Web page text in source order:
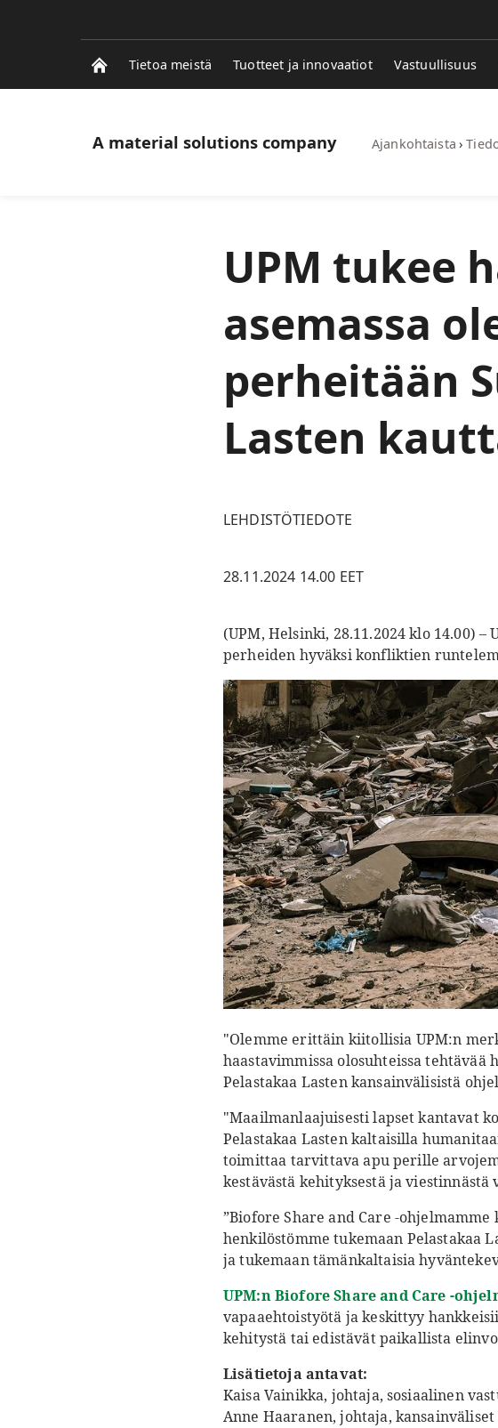
Tietoa meistä Tuotteet ja innovaatiot Vastuullisuus
A material solutions company Ajankohtaista ›
UPM tukee
asemassa
perheitään
Lasten
LEHDISTÖTIEDOTE
28.11.2024 14.00 EET
(UPM, Helsinki, 28.11.2024 klo 14.00)–
perheiden hyväksi konfliktien
"Olemme erittäin kiitollisia UPM:n
haastavimmissa olosuhteissa
Pelastakaa Lasten kansainvälisistä
"Maailmanlaajuisesti lapset kantavat
Pelastakaa Lasten kaltaisilla
toimittaa tarvittava apu perille
kestävästä kehityksestä ja viestinnästä
”Biofore Share and Care -
henkilöstömme tukemaan Pelastakaa
ja tukemaan tämänkaltaisia
UPM:n Biofore Share and Care -
vapaaehtoistyötä ja keskittyy
kehitystä tai edistävät paikallista
Lisätietoja antavat:
Kaisa Vainikka, johtaja, sosiaalinen
Anne Haaranen, johtaja,